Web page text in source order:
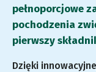
pełnoporcjowe
pochodzenia
pierwszy
Dzięki